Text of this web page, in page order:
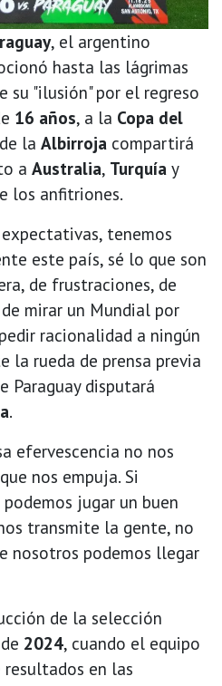
, el argentino
hasta las lágrimas
su "ilusión" por el regreso
16 años, a la Copa del
la Albirroja compartirá
a Australia, Turquía y
los anfitriones.
tenemos
este país, sé lo que son
de frustraciones, de
mirar un Mundial por
racionalidad a ningún
la rueda de prensa previa
Paraguay disputará
.
efervescencia no nos
nos empuja. Si
jugar un buen
transmite la gente, no
nosotros podemos llegar
de la selección
2024, cuando el equipo
en las